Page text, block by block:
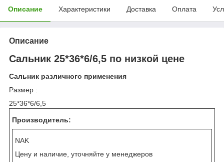
Описание Характеристики Доставка Оплата
Описание
Сальник 25*36*6/6,5 по низкой цене
Сальник различного применения
Размер :
25*36*6/6,5
Производитель:
NAK
Цену и наличие, уточняйте у менеджеров